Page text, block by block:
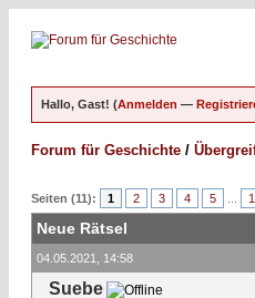
Hallo, Gast! (Anmelden —
Forum für Geschichte /
Seiten (11): 1 2 3 4 5
Neue Rätsel
04.05.2021, 14:58
Suebe